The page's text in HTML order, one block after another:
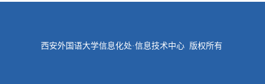
西安外国语大学信息化处·信息技术中心 版权所有